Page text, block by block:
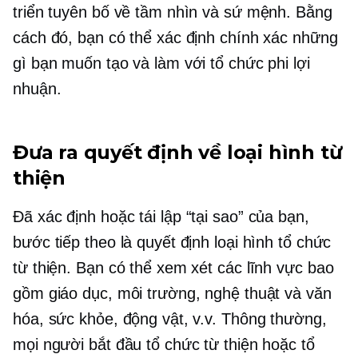
triển tuyên bố về tầm nhìn và sứ mệnh. Bằng
cách đó, bạn có thể xác định chính xác những
gì bạn muốn tạo và làm với tổ chức phi lợi
nhuận.
Đưa ra quyết định về loại hình từ
thiện
Đã xác định hoặctái lập“tại sao” của bạn,
bước tiếp theo là quyết định loại hình tổ chức
từ thiện. Bạn có thể xem xét các lĩnh vực bao
gồm giáo dục, môi trường, nghệ thuật và văn
hóa, sức khỏe, động vật, v.v. Thông thường,
mọi người bắt đầu tổ chức từ thiện hoặc tổ